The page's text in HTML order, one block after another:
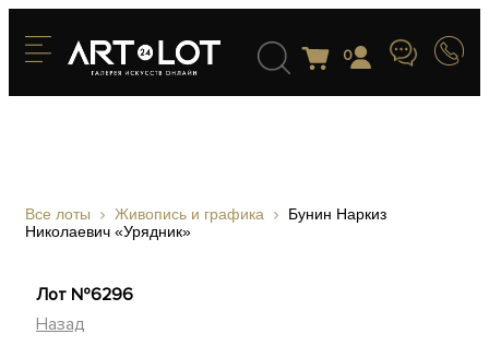
0
Все лоты Живопись и графика
Бунин Наркиз
Николаевич «Урядник»
Лот №6296
Назад